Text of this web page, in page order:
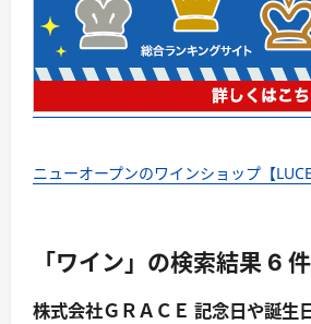
ニューオープンのワインショップ【
「ワイン」の検索結果 6 件
株式会社ＧＲＡＣＥ 記念日や誕生